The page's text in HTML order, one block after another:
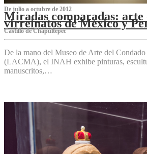
De julio a octubre de 2012
Miradas comparadas: arte
virreinatos de México y
Castillo de Chapultepec
De la mano del Museo de Arte del
(LACMA), el INAH exhibe pinturas,
manuscritos,…